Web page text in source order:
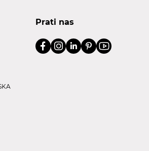
Prati nas